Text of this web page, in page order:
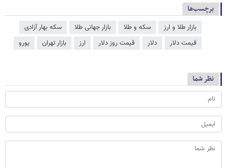
برچسب‌ها
بازار طلا و ارز سکه و طلا بازار جهانی طلا
سکه بهار آزادی
قیمت دلار
دلار قیمت روز دلار ارز بازار تهران یورو
نظر شما